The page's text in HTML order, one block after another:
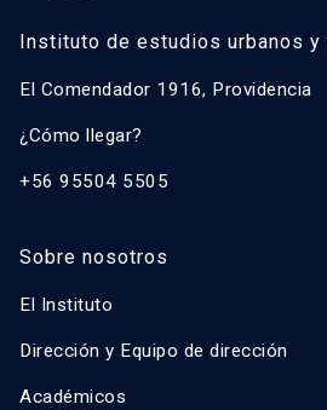
Instituto de estudios urbanos
El Comendador 1916, Providencia
¿Cómo llegar?
+56 95504 5505
Sobre nosotros
El Instituto
Dirección y Equipo de dirección
Académicos